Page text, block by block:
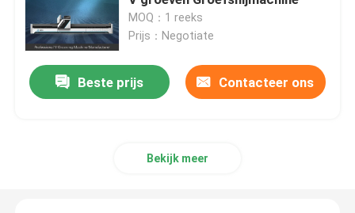
Horizontale V-Snijmachine
V de Machine van de Groefsnijder
MOQ：1 reeks
Prijs：Negotiate
Beste prijs Contacteer ons
Bekijk meer